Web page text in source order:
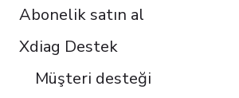
Abonelik satın al
Xdiag Destek
Müşteri desteği